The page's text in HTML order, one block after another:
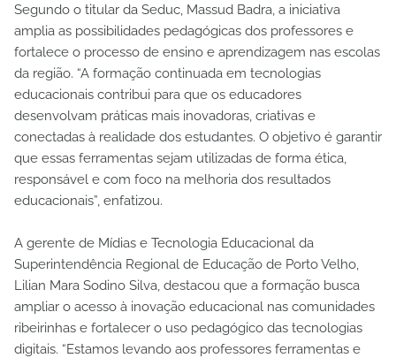
Segundo o titular da Seduc, Massud Badra, a iniciativa
amplia as possibilidades pedagógicas dos professores e
fortalece o processo de ensino e aprendizagem nas escolas
da região. “A formação continuada em tecnologias
educacionais contribui para que os educadores
desenvolvam práticas mais inovadoras, criativas e
conectadas à realidade dos estudantes. O objetivo é garantir
que essas ferramentas sejam utilizadas de forma ética,
responsável e com foco na melhoria dos resultados
educacionais”, enfatizou.
A gerente de Mídias e Tecnologia Educacional da
Superintendência Regional de Educação de Porto Velho,
Lilian Mara Sodino Silva, destacou que a formação busca
ampliar o acesso à inovação educacional nas comunidades
ribeirinhas e fortalecer o uso pedagógico das tecnologias
digitais. “Estamos levando aos professores ferramentas e